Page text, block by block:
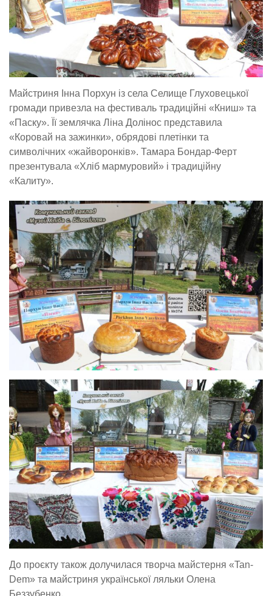
Майстриня Інна Порхун із села Селище Глуховецької
громади привезла на фестиваль традиційні «Книш» та
«Паску». Її землячка Ліна Долінос представила
«Коровай на зажинки», обрядові плетінки та
символічних «жайворонків». Тамара Бондар-Ферт
презентувала «Хліб мармуровий» і традиційну
«Калиту».
До проєкту також долучилася творча майстерня «Tan-
Dem» та майстриня української ляльки Олена